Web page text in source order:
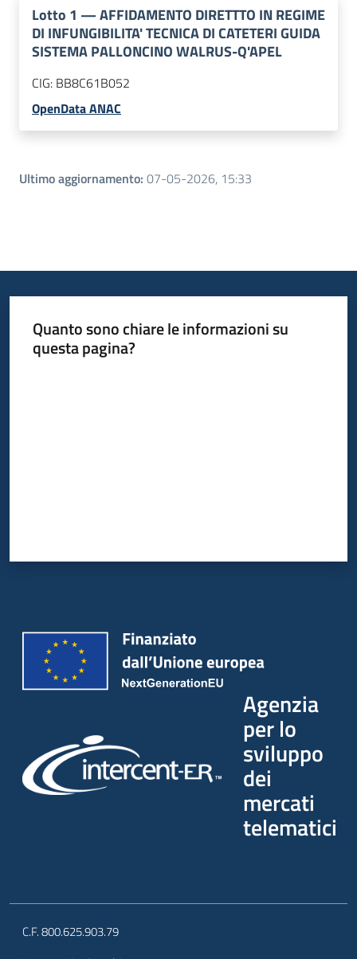
Lotto 1 —AFFIDAMENTO DIRETTTO IN REGIME
DI INFUNGIBILITA' TECNICA DI CATETERI GUIDA
SISTEMA PALLONCINO WALRUS-Q'APEL
CIG: BB8C61B052
OpenData ANAC
Ultimo aggiornamento: 07-05-2026, 15:33
Quanto sono chiare le informazioni su
questa pagina?
Agenzia
per lo
sviluppo
dei
mercati
telematici
C.F. 800.625.903.79